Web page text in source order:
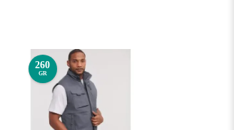
260
GR